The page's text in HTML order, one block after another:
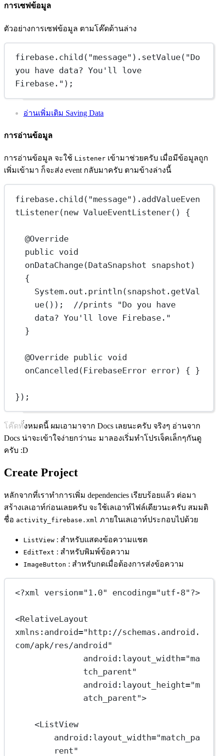
การเซฟข้อมูล
ตัวอย่างการเซฟข้อมูล ตามโค๊ดด้านล่าง
firebase.child("message").setValue("Do
you have data? You'll love
Firebase.");
อ่านเพิ่มเติม Saving Data
การอ่านข้อมูล
การอ่านข้อมูล จะใช้ Listener เข้ามาช่วยครับ เมื่อมีข้อมูลถูก
เพิ่มเข้ามา ก็จะส่ง event กลับมาครับ ตามข้างล่างนี้
firebase. child ( "message" ). addValueEven
tListener(new ValueEventListener() {
@Override
public void
onDataChange(DataSnapshot snapshot )
{
System.out. println (snapshot. getVal
ue()); //prints "Do you have
data? You'll love Firebase."
}
@Override public void
onCancelled (FirebaseError error) { }
});
โค๊ดทั้งหมดนี้ ผมเอามาจาก Docs เลยนะครับ จริงๆ อ่านจาก
Docs น่าจะเข้าใจง่ายกว่านะ มาลองเริ่มทำโปรเจ็คเล็กๆกันดู
ครับ :D
Create Project
หลักจากที่เราทำการเพิ่ม dependencies เรียบร้อยแล้ว ต่อมา
สร้างเลเอาท์ก่อนเลยครับ จะใช้เลเอาท์ไฟล์เดียวนะครับ สมมติ
ชื่อ activity_firebase.xml ภายในเลเอาท์ประกอบไปด้วย
ListView : สำหรับแสดงข้อความแชต
EditText : สำหรับพิมพ์ข้อความ
ImageButton : สำหรับกดเมื่อต้องการส่งข้อความ
<?xml version="1.0" encoding="utf-8" ?>
<RelativeLayout
xmlns:android="http://schemas.android.
com/apk/res/android"
android:layout_width="ma
tch_parent"
android:layout_height="m
atch_parent">
<ListView
android:layout_width="match_pa
rent"